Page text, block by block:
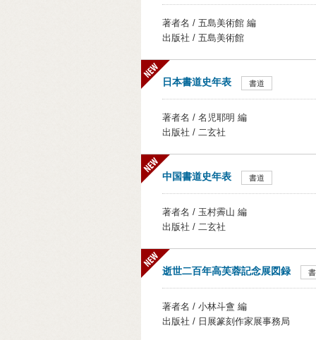
著者名 / 五島美術館 編
出版社 / 五島美術館
日本書道史年表 書道
著者名 / 名児耶明 編
出版社 / 二玄社
中国書道史年表 書道
著者名 / 玉村霽山 編
出版社 / 二玄社
逝世二百年高芙蓉記念展図録
著者名 / 小林斗盦 編
出版社 / 日展篆刻作家展事務局